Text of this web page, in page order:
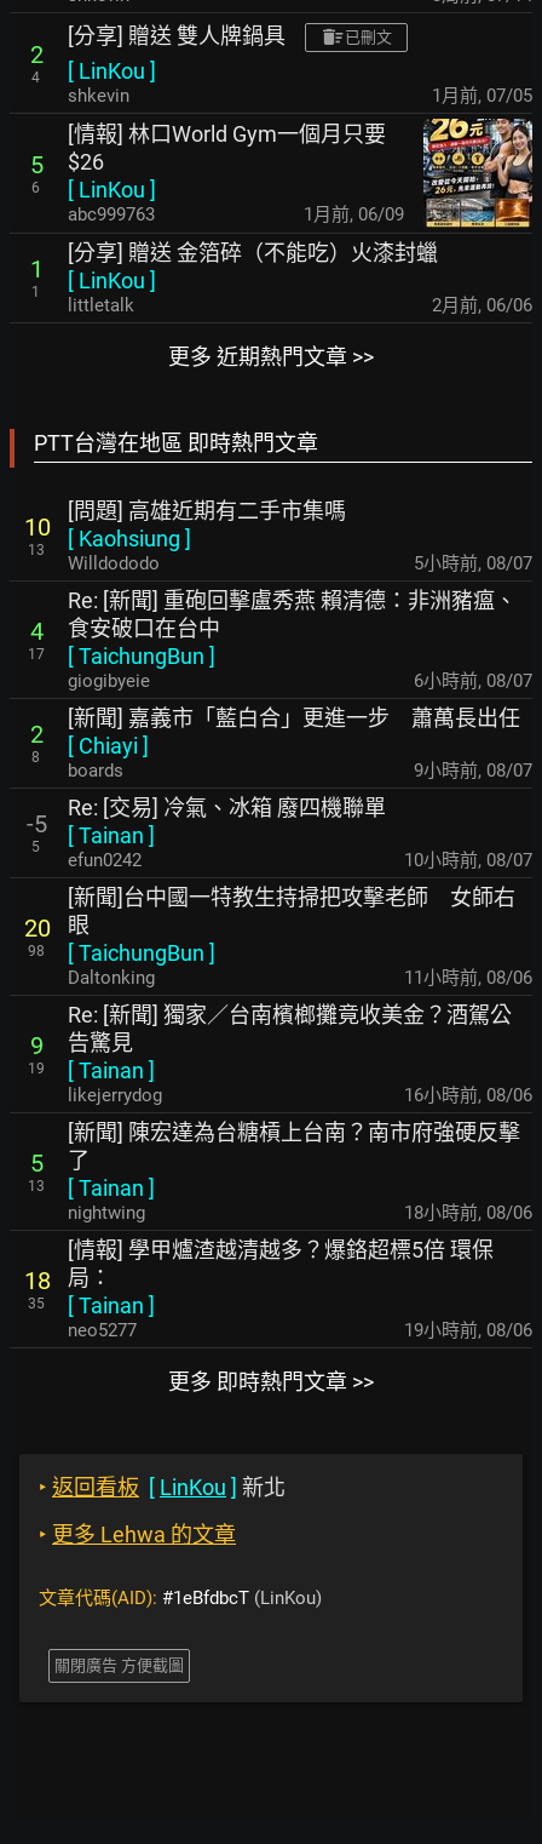
2
4
[分享] 贈送 雙人牌鍋具 已刪文
[ LinKou ]
shkevin 1月前, 07/05
5
6
[情報] 林口World Gym一個月只要
$26
[ LinKou ]
abc999763 1月前, 06/09
1
1
[分享] 贈送 金箔碎（不能吃）火漆封蠟
[ LinKou ]
littletalk 2月前, 06/06
更多 近期熱門文章 >>
PTT台灣在地區 即時熱門文章
10
13
[問題] 高雄近期有二手市集嗎
[ Kaohsiung ]
Willdododo 5小時前, 08/07
4
17
Re: [新聞] 重砲回擊盧秀燕 賴清德：非洲豬瘟、
食安破口在台中
[TaichungBun ]
giogibyeie 6小時前, 08/07
2
8
[新聞] 嘉義市「藍白合」更進一步 蕭萬長出任
[ Chiayi ]
boards 9小時前, 08/07
-5
5
Re: [交易] 冷氣、冰箱 廢四機聯單
[Tainan ]
efun0242 10小時前, 08/07
20
98
[新聞]台中國一特教生持掃把攻擊老師 女師右
眼
[TaichungBun ]
Daltonking 11小時前, 08/06
9
19
Re: [新聞] 獨家／台南檳榔攤竟收美金？酒駕公
告驚見
[Tainan ]
likejerrydog 16小時前, 08/06
5
13
[新聞] 陳宏達為台糖槓上台南？南市府強硬反擊
了
[Tainan ]
nightwing 18小時前, 08/06
18
35
[情報] 學甲爐渣越清越多？爆鉻超標5倍 環保
局：
[Tainan ]
neo5277 19小時前, 08/06
更多 即時熱門文章 >>
‣ 返回看板 [ LinKou ] 新北
‣ 更多 Lehwa 的文章
文章代碼(AID): #1eBfdbcT (LinKou)
關閉廣告 方便截圖